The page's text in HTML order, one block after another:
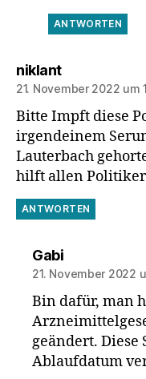
ANTWORTEN
niklantsagt:
21. November 2022 um
Bitte Impft diese
irgendeinem
Lauterbach
hilft allen
ANTWORTEN
Gabisagt:
21. November 2022
Bin dafür, man
geändert. Diese
Ablaufdatum